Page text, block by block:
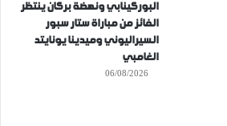
البوركينابي ونهضة بركان ينتظر
الفائز من مباراة ستار سبور
السيراليوني وميدينا يونايتد
الغامبي
06/08/2026